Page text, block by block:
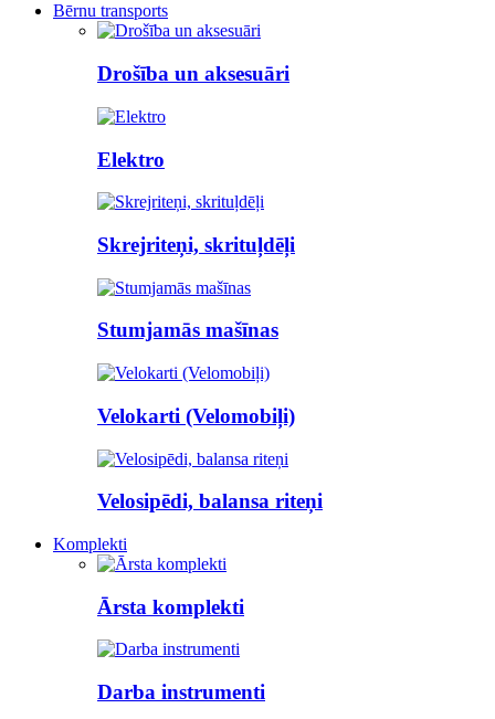
Bērnu transports
Drošība un aksesuāri
Elektro
Skrejriteņi, skrituļdēļi
Stumjamās mašīnas
Velokarti (Velomobiļi)
Velosipēdi, balansa riteņi
Komplekti
Ārsta komplekti
Darba instrumenti